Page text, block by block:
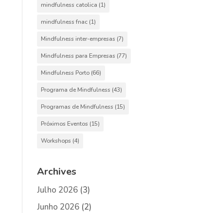
mindfulness catolica (1)
mindfulness fnac (1)
Mindfulness inter-empresas (7)
Mindfulness para Empresas (77)
Mindfulness Porto (66)
Programa de Mindfulness (43)
Programas de Mindfulness (15)
Próximos Eventos (15)
Workshops (4)
Archives
Julho 2026 (3)
Junho 2026 (2)